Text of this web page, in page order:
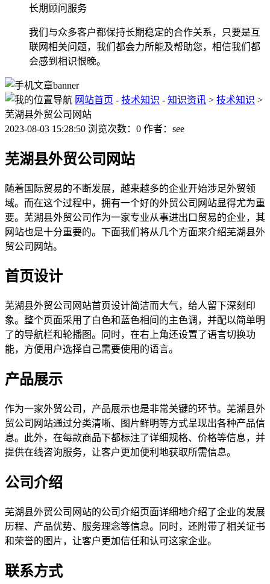
长期顾问服务
我们与众多客户都保持长期稳定的合作关系，只要是互
联网相关问题，我们都会力所能及帮助您，相信我们都
会感到相识恨晚。
网站首页 - 技术知识 - 知识资讯 > 技术知识 >
芜湖县外贸公司网站
2023-08-03 15:28:50 浏览次数：0 作者：see
芜湖县外贸公司网站
随着国际贸易的不断发展，越来越多的企业开始涉足外贸领
域。而在这个过程中，拥有一个好的外贸公司网站显得尤为重
要。芜湖县外贸公司作为一家专业从事进出口贸易的企业，其
网站也是十分重要的。下面我们将从几个方面来介绍芜湖县外
贸公司网站。
首页设计
芜湖县外贸公司网站首页设计简洁而大气，给人留下深刻印
象。整个页面采用了白色和蓝色相间的主色调，并配以简单明
了的导航栏和轮播图。同时，在右上角还设置了语言切换功
能，方便用户选择自己需要使用的语言。
产品展示
作为一家外贸公司，产品展示也是非常关键的环节。芜湖县外
贸公司网站通过分类清晰、图片鲜明等方式呈现出各种产品信
息。此外，在每款商品下都标注了详细规格、价格等信息，并
提供在线咨询服务，让客户更加便利地获取所需信息。
公司介绍
芜湖县外贸公司网站的公司介绍页面详细地介绍了企业的发展
历程、产品优势、服务理念等信息。同时，还附带了相关证书
和荣誉的图片，让客户更加信任和认可这家企业。
联系方式